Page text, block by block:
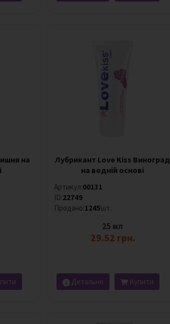
на
Лубрикант Love Kiss Виноград
на водній основі
Артикул:00131
ID:22749
Продано:1245шт.
25 мл
29.52 грн.
Детально Купити